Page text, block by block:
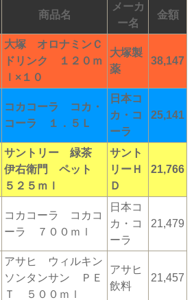
商品名
メーカ
ー名
金額
大塚 オロナミンＣ
ドリンク １２０ｍ
ｌ×１０
大塚製
薬
38,147
コカコーラ コカ・
コーラ １．５Ｌ
日本コ
カ・コ
ーラ
25,141
サントリー 緑茶
伊右衛門 ペット
５２５ｍｌ
サント
リーＨ
Ｄ
21,766
コカコーラ コカコ
ーラ ７００ｍｌ
日本コ
カ・コ
ーラ
21,479
アサヒ ウィルキン
ソンタンサン ＰＥ
Ｔ ５００ｍｌ
アサヒ
飲料
21,457